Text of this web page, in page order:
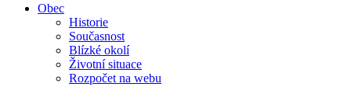
Obec
Historie
Současnost
Blízké okolí
Životní situace
Rozpočet na webu